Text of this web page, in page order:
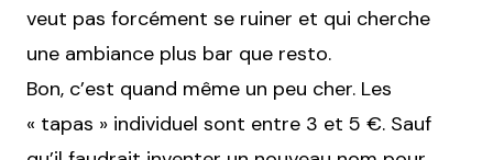
veut pas forcément se ruiner et qui cherche
une ambiance plus bar que resto.
Bon, c’est quand même un peu cher. Les
« tapas » individuel sont entre 3 et 5 €. Sauf